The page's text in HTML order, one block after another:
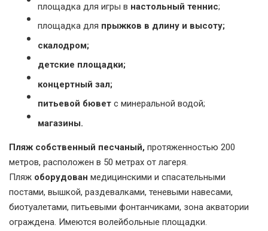
площадка для игры в настольный теннис;
площадка для прыжков в длину и высоту;
скалодром;
детские площадки;
концертный зал;
питьевой бювет с минеральной водой;
магазины.
Пляж собственный песчаный, протяженностью 200
метров, расположен в 50 метрах от лагеря.
Пляж оборудован медицинскими и спасательными
постами, вышкой, раздевалками, теневыми навесами,
биотуалетами, питьевыми фонтанчиками, зона акватории
ограждена. Имеются волейбольные площадки.